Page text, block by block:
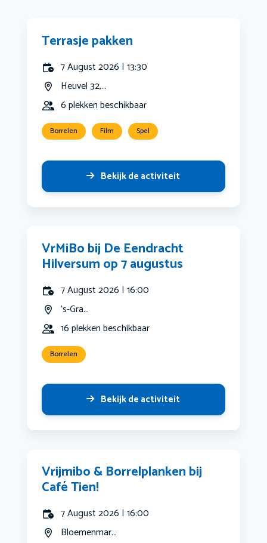
Terrasje pakken
7 August 2026 | 13:30
Heuvel 32,...
6 plekken beschikbaar
Borrelen Film Spel
Bekijk de activiteit
VrMiBo bij De Eendracht
Hilversum op 7 augustus
7 August 2026 | 16:00
's-Gra...
16 plekken beschikbaar
Borrelen
Bekijk de activiteit
Vrijmibo & Borrelplanken bij
Café Tien!
7 August 2026 | 16:00
Bloemenmar...